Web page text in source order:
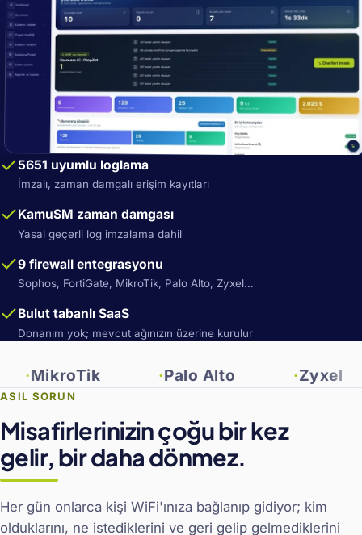
5651 uyumlu loglama
İmzalı, zaman damgalı erişim kayıtları
KamuSM zaman damgası
Yasal geçerli log imzalama dahil
9 firewall entegrasyonu
Sophos, FortiGate, MikroTik, Palo Alto, Zyxel…
Bulut tabanlı SaaS
Donanım yok; mevcut ağınızın üzerine kurulur
Palo Alto Zyxel
ASIL SORUN
Misafirlerinizin çoğu bir kez
gelir, bir daha dönmez.
Her gün onlarca kişi WiFi'ınıza bağlanıp gidiyor; kim
olduklarını, ne istediklerini ve geri gelip gelmediklerini